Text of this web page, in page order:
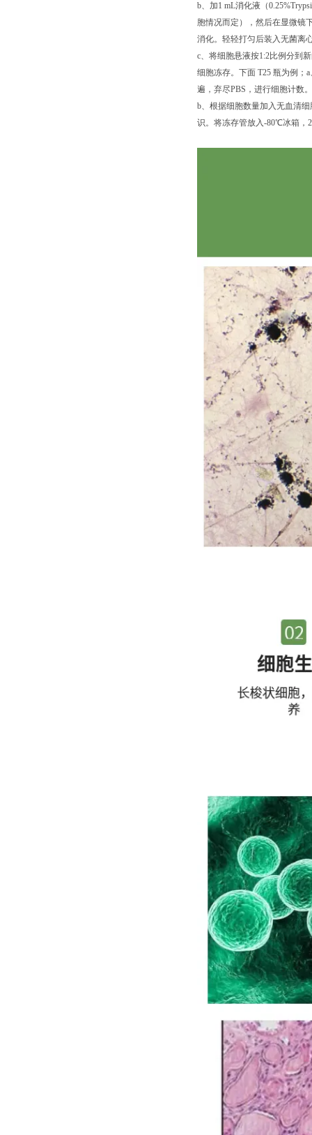
b、加1 mL消化液（
胞情况而定），然后在显微镜
消化。轻轻打匀后装入无菌离
c、将细胞悬液按1:2比例分到
细胞冻存。下面 T25 瓶为例；
遍，弃尽PBS，进行细胞计数。
b、根据细胞数量加入无血清
识。将冻存管放入-80℃冰箱，